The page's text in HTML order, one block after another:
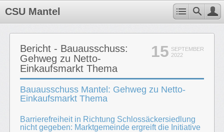
CSU Mantel
15 SEPTEMBER
2022
Bericht - Bauausschuss:
Gehweg zu Netto-
Einkaufsmarkt Thema
Bauausschuss Mantel: Gehweg zu Netto-
Einkaufsmarkt Thema
Barrierefreiheit in Richtung Schlossäckersiedlung
nicht gegeben: Marktgemeinde ergreift die Initiative